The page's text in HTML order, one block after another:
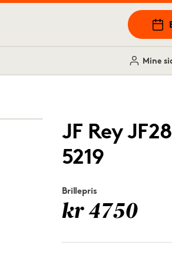
Mine
JF Rey
5219
Brillepris
kr 4750